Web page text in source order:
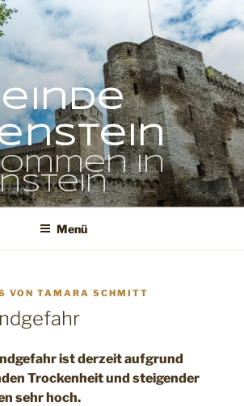
in
Menü
VONTAMARA SCHMITT
ist derzeit aufgrund
Trockenheit und steigender
sehr hoch.